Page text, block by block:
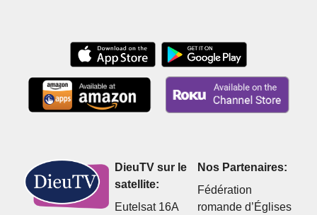
DieuTV sur le
satellite:
Eutelsat 16A
Nos Partenaires:
Fédération
romande d’Églises